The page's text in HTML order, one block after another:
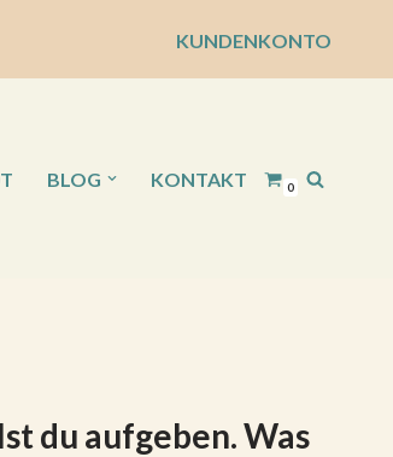
KUNDENKONTO
BLOG KONTAKT 0
du aufgeben. Was